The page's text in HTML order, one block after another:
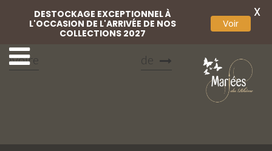
Chaussures perlées
ivoire
Chaussures perlées Nu
de
DESTOCKAGE EXCEPTIONNEL À
L'OCCASION DE L'ARRIVÉE DE NOS
COLLECTIONS 2027
Voir
X